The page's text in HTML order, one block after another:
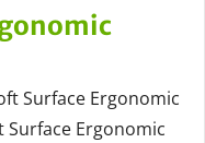
Surface Ergonomic
Surface Ergonomic